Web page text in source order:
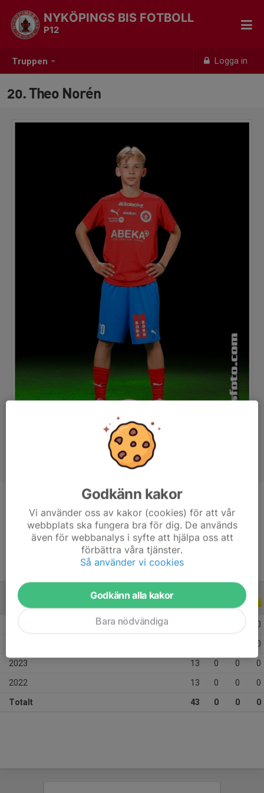
Truppen Logga in
NYKÖPINGS BIS FOTBOLL
P12
20. Theo Norén
Ålder
14 år
ALLA SERIER
0
0
2023 13 0 0 0
2022 13 0 0 0
Totalt 43 0 0 0
Godkänn kakor
Vi använder oss av kakor (cookies) för att vår
webbplats ska fungera bra för dig. De används
även för webbanalys i syfte att hjälpa oss att
förbättra våra tjänster.
Så använder vi cookies
Godkänn alla kakor
Bara nödvändiga